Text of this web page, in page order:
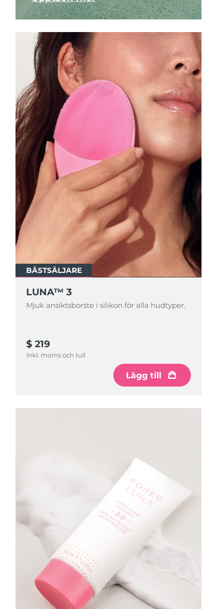
BÄSTSÄLJARE
LUNA™ 3
Mjuk ansiktsborste i silikon för alla hudtyper.
$ 219
Inkl. moms och tull
Lägg till